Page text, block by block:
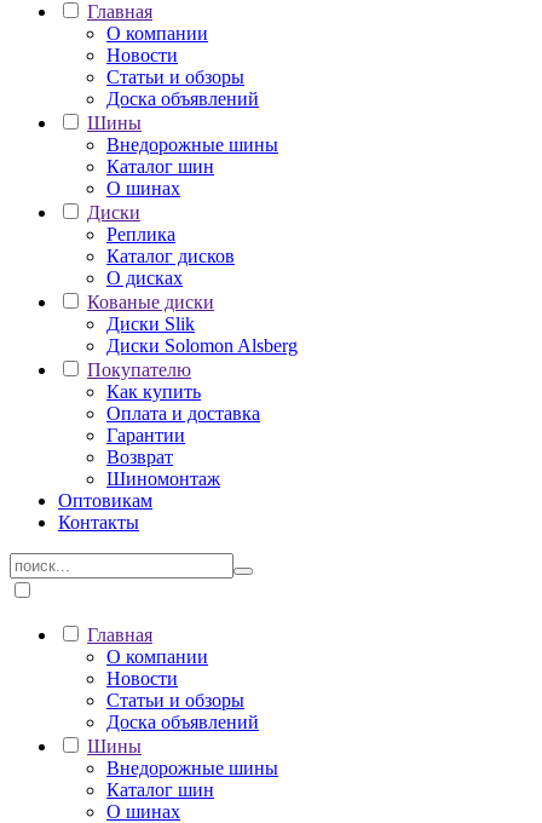
Главная
О компании
Новости
Статьи и обзоры
Доска объявлений
Шины
Внедорожные шины
Каталог шин
О шинах
Диски
Реплика
Каталог дисков
О дисках
Кованые диски
Диски Slik
Диски Solomon Alsberg
Покупателю
Как купить
Оплата и доставка
Гарантии
Возврат
Шиномонтаж
Оптовикам
Контакты
Главная
О компании
Новости
Статьи и обзоры
Доска объявлений
Шины
Внедорожные шины
Каталог шин
О шинах